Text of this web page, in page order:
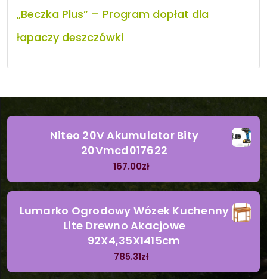
„Beczka Plus” – Program dopłat dla
łapaczy deszczówki
Niteo 20V Akumulator Bity
20Vmcd017622
167.00zł
Lumarko Ogrodowy Wózek Kuchenny
Lite Drewno Akacjowe
92X4,35X1415cm
785.31zł